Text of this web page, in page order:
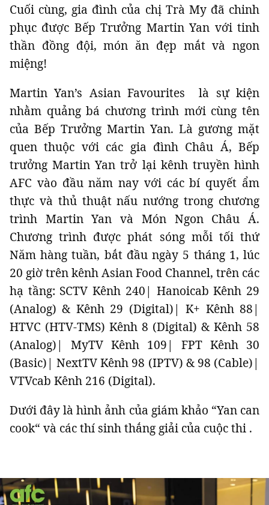
Hotline
0906 645 777
Liên hệ quảng cáo
0908 780 404
Phó tổng biên tập: Hải Thành
Ủy viên Ban biên tập - Tổng Thư ký tòa soạn: Trần Việt Hưng
Giấy phép xuất bản số 110/GP - BTTTT cấp ngày 24.3.2020
© 2003-2026 Bản quyền thuộc về Báo Thanh Niên. Cấm sao chép
dưới mọi hình thức nếu không có sự chấp thuận bằng văn bản.
Phát triển bởi ePi Technologies, JSC.
Cuối cùng, gia đình của chị Trà My đã chinh
phục được Bếp Trưởng Martin Yan với tinh
thần đồng đội, món ăn đẹp mắt và ngon
miệng!
Martin Yan’s Asian Favourites là sự kiện
nhằm quảng bá chương trình mới cùng tên
của Bếp Trưởng Martin Yan. Là gương mặt
quen thuộc với các gia đình Châu Á, Bếp
trưởng Martin Yan trở lại kênh truyền hình
AFC vào đầu năm nay với các bí quyết ẩm
thực và thủ thuật nấu nướng trong chương
trình Martin Yan và Món Ngon Châu Á.
Chương trình được phát sóng mỗi tối thứ
Năm hàng tuần, bắt đầu ngày 5 tháng 1, lúc
20 giờ trên kênh Asian Food Channel, trên các
hạ tầng: SCTV Kênh 240| Hanoicab Kênh 29
(Analog) & Kênh 29 (Digital)| K+ Kênh 88|
HTVC (HTV-TMS) Kênh 8 (Digital) & Kênh 58
(Analog)| MyTV Kênh 109| FPT Kênh 30
(Basic)| NextTV Kênh 98 (IPTV) & 98 (Cable)|
VTVcab Kênh 216 (Digital).
Dưới đây là hình ảnh của giám khảo “Yan can
cook“ và các thí sinh thắng giải của cuộc thi .